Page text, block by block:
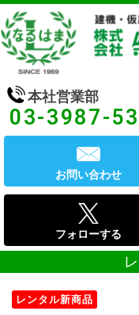
本社営業部
03-3987-
お問い合わせ
フォローする
レンタル新商品